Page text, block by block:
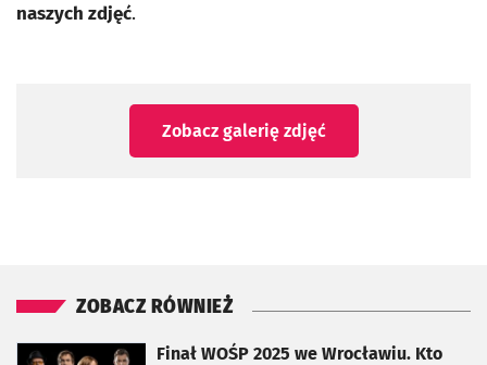
naszych zdjęć.
Zobacz galerię zdjęć
ZOBACZ RÓWNIEŻ
Finał WOŚP 2025 we Wrocławiu. Kto
otworzy się w nowej karcie